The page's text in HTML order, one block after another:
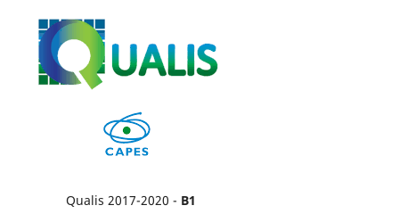
Qualis 2017-2020 - B1